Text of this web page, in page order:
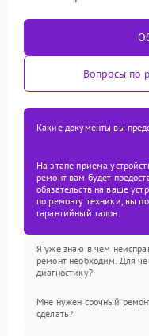
Вопросы по
Какие документы вы
На этапе приема
ремонт вам будет
обязательств на ваше
по ремонту техники, вы
гарантийный талон.
Я уже знаю в чем
ремонт необходим. Для
диагностику?
Мне нужен срочный
сделать?